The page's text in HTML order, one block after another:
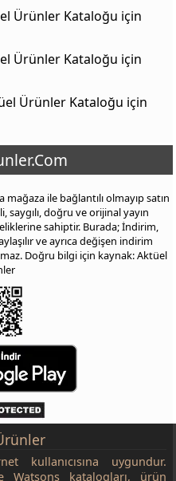
Ürünler Kataloğu için
Ürünler Kataloğu için
Ürünler Kataloğu için
ile bağlantılı olmayıp satın
saygılı, doğru ve orijinal yayın
sahiptir. Burada; İndirim,
ve ayrıca değişen indirim
Doğru bilgi için kaynak: Aktüel
kullanıcısına uygundur.
katalogları, ürün